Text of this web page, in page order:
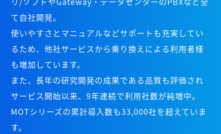
て自社開発。
使いやすさとマニュアルなどサポートも充実してい
るため、他社サービスから乗り換えによる利用者様
も増加しています。
また、長年の研究開発の成果である品質も評価され
サービス開始以来、9年連続で利用社数が純増中。
MOTシリーズの累計導入数も33,000社を超えていま
す。